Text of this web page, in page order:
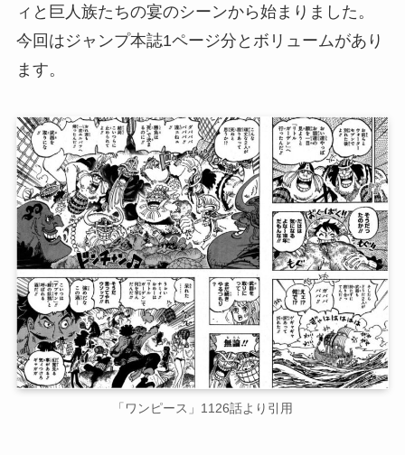
ィと巨人族たちの宴のシーンから始まりました。
今回はジャンプ本誌1ページ分とボリュームがあり
ます。
「ワンピース」1126話より引用